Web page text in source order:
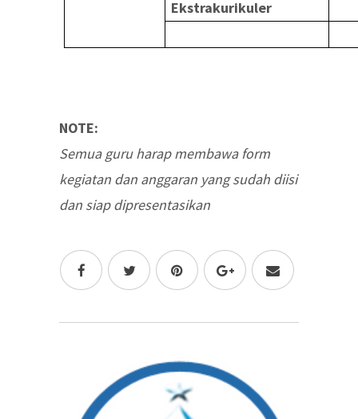
Ekstrakurikuler
NOTE:
Semua guru harap membawa form
kegiatan dan anggaran yang sudah diisi
dan siap dipresentasikan